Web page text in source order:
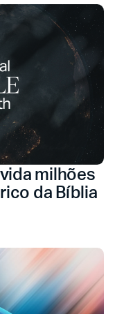
milhões
da Bíblia